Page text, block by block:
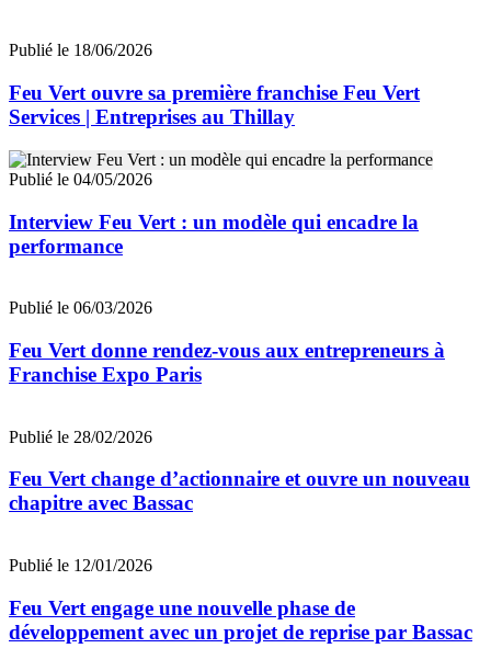
Publié le 18/06/2026
Feu Vert ouvre sa première franchise Feu Vert
Services | Entreprises au Thillay
Publié le 04/05/2026
Interview Feu Vert : un modèle qui encadre la
performance
Publié le 06/03/2026
Feu Vert donne rendez-vous aux entrepreneurs à
Franchise Expo Paris
Publié le 28/02/2026
Feu Vert change d’actionnaire et ouvre un nouveau
chapitre avec Bassac
Publié le 12/01/2026
Feu Vert engage une nouvelle phase de
développement avec un projet de reprise par Bassac